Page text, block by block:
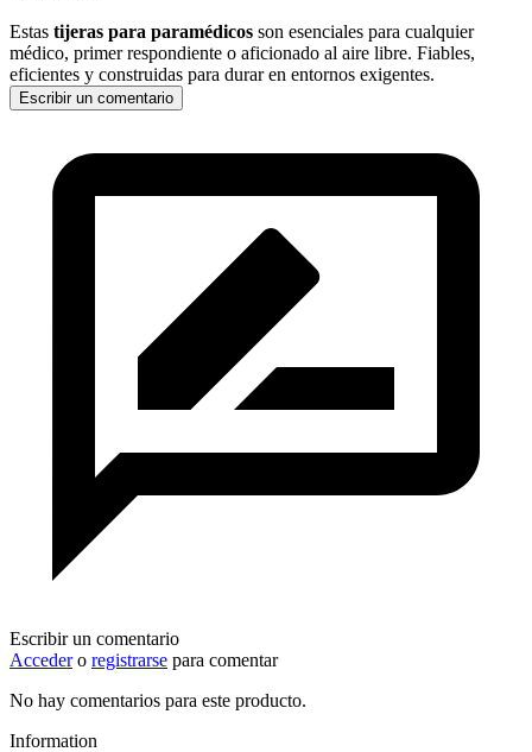
Estas tijeras para paramédicos son esenciales para cualquier
médico, primer respondiente o aficionado al aire libre. Fiables,
eficientes y construidas para durar en entornos exigentes.
Escribir un comentario
Escribir un comentario
Accedero registrarse para comentar
No hay comentarios para este producto.
Information